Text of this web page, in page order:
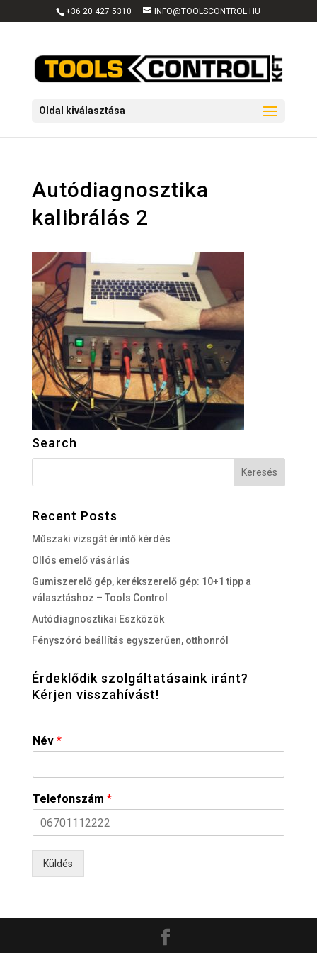
+36 20 427 5310 INFO@TOOLSCONTROL.HU
Oldal kiválasztása
Autódiagnosztika
kalibrálás 2
Search
Recent Posts
Műszaki vizsgát érintő kérdés
Ollós emelő vásárlás
Gumiszerelő gép, kerékszerelő gép: 10+1 tipp a
választáshoz – Tools Control
Autódiagnosztikai Eszközök
Fényszóró beállítás egyszerűen, otthonról
Érdeklődik szolgáltatásaink iránt?
Kérjen visszahívást!
Név *
Telefonszám *
Küldés